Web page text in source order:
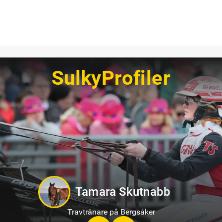
SulkyProfiler
Kevin Oscarsson
Travtränare på Axevalla